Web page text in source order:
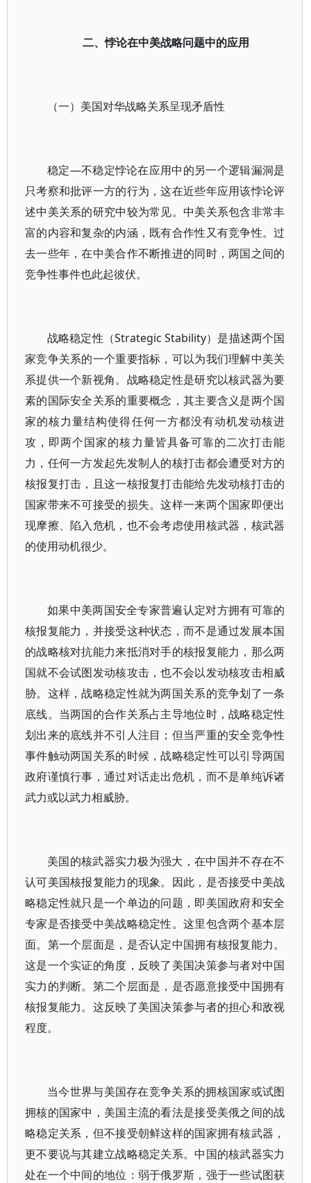
二、悖论在中美战略问题中的应用
（一）美国对华战略关系呈现矛盾性
稳定—不稳定悖论在应用中的另一个逻辑漏洞是
只考察和批评一方的行为，这在近些年应用该悖论评
述中美关系的研究中较为常见。中美关系包含非常丰
富的内容和复杂的内涵，既有合作性又有竞争性。过
去一些年，在中美合作不断推进的同时，两国之间的
竞争性事件也此起彼伏。
战略稳定性（Strategic Stability）是描述两个国
家竞争关系的一个重要指标，可以为我们理解中美关
系提供一个新视角。战略稳定性是研究以核武器为要
素的国际安全关系的重要概念，其主要含义是两个国
家的核力量结构使得任何一方都没有动机发动核进
攻，即两个国家的核力量皆具备可靠的二次打击能
力，任何一方发起先发制人的核打击都会遭受对方的
核报复打击，且这一核报复打击能给先发动核打击的
国家带来不可接受的损失。这样一来两个国家即便出
现摩擦、陷入危机，也不会考虑使用核武器，核武器
的使用动机很少。
如果中美两国安全专家普遍认定对方拥有可靠的
核报复能力，并接受这种状态，而不是通过发展本国
的战略核对抗能力来抵消对手的核报复能力，那么两
国就不会试图发动核攻击，也不会以发动核攻击相威
胁。这样，战略稳定性就为两国关系的竞争划了一条
底线。当两国的合作关系占主导地位时，战略稳定性
划出来的底线并不引人注目；但当严重的安全竞争性
事件触动两国关系的时候，战略稳定性可以引导两国
政府谨慎行事，通过对话走出危机，而不是单纯诉诸
武力或以武力相威胁。
美国的核武器实力极为强大，在中国并不存在不
认可美国核报复能力的现象。因此，是否接受中美战
略稳定性就只是一个单边的问题，即美国政府和安全
专家是否接受中美战略稳定性。这里包含两个基本层
面。第一个层面是，是否认定中国拥有核报复能力。
这是一个实证的角度，反映了美国决策参与者对中国
实力的判断。第二个层面是，是否愿意接受中国拥有
核报复能力。这反映了美国决策参与者的担心和敌视
程度。
当今世界与美国存在竞争关系的拥核国家或试图
拥核的国家中，美国主流的看法是接受美俄之间的战
略稳定关系，但不接受朝鲜这样的国家拥有核武器，
更不要说与其建立战略稳定关系。中国的核武器实力
处在一个中间的地位：弱于俄罗斯，强于一些试图获